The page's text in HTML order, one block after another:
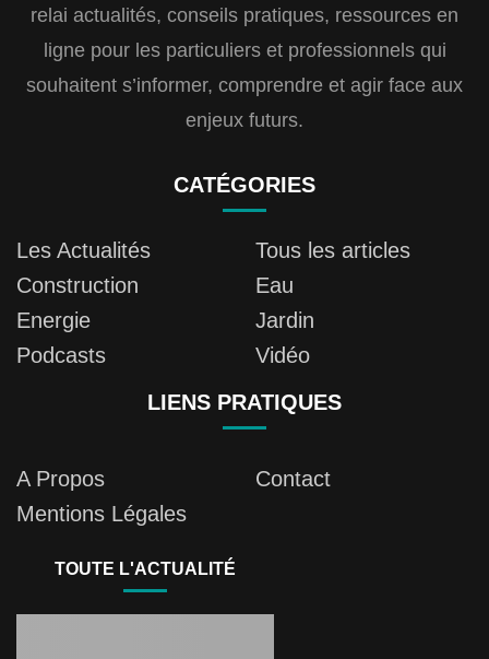
relai actualités, conseils pratiques, ressources en
ligne pour les particuliers et professionnels qui
souhaitent s’informer, comprendre et agir face aux
enjeux futurs.
CATÉGORIES
Les Actualités
Tous les articles
Construction
Eau
Energie
Jardin
Podcasts
Vidéo
LIENS PRATIQUES
A Propos
Contact
Mentions Légales
TOUTE L'ACTUALITÉ